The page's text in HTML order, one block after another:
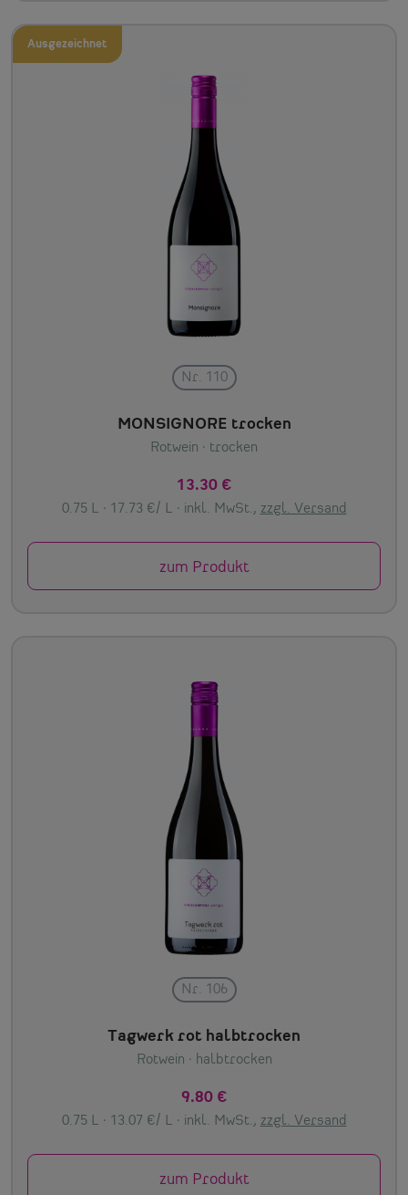
Ausgezeichnet
Nr. 110
MONSIGNORE trocken
Rotwein · trocken
13.30 €
0.75 L · 17.73 €/ L · inkl. MwSt., zzgl. Versand
zum Produkt
Nr. 106
Tagwerk rot halbtrocken
Rotwein · halbtrocken
9.80 €
0.75 L · 13.07 €/ L · inkl. MwSt., zzgl. Versand
zum Produkt